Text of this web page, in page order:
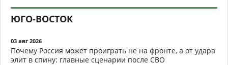
ЮГО-ВОСТОК
03 авг 2026
Почему Россия может проиграть не на фронте, а от удара
элит в спину: главные сценарии после СВО